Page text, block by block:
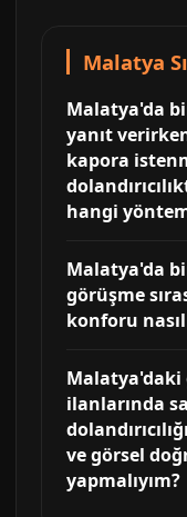
Malatya
Malatya'da
yanıt
kapora
hangi
Malatya'da
görüşme
konforu
Malatya'daki
ilanlarında
ve görsel
yapmalıyım?